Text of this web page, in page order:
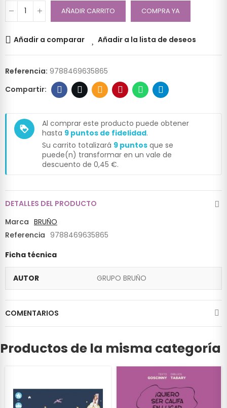
AÑADIR CARRITO COMPRA YA
Añadir a comparar Añadir a la lista de deseos
Referencia: 9788469635865
loyalty
Al comprar este producto puede obtener
hasta 9 puntos de fidelidad.
Su carrito totalizará 9 puntos que se
puede(n) transformar en un vale de
descuento de 0,45 €.
DETALLES DEL PRODUCTO
Marca BRUÑO
Referencia 9788469635865
Ficha técnica
AUTOR GRUPO BRUÑO
COMENTARIOS
Productos de la misma categoría